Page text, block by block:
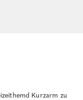
Kurzarm zu